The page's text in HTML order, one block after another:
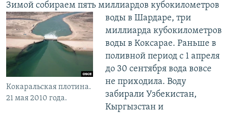
Зимой собираем пять миллиардов кубокилометров
воды в
Кокаральская плотина.
21 мая 2010 года.
Шардаре, три
миллиарда кубокилометров
воды в Коксарае. Раньше в
поливной период с 1 апреля
до 30 сентября вода вовсе
не приходила. Воду
забирали Узбекистан,
Кыргызстан и